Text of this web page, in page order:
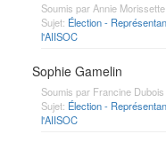
Soumis par Annie
Sujet: Élection -
l'AIISOC
Sophie Gamelin
Soumis par Francine
Sujet: Élection -
l'AIISOC